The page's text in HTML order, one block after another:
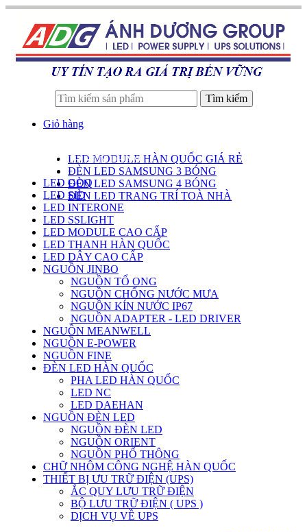
Tìm kiếm
Giỏ hàng
LED MODULE HÀN QUỐC GIÁ RẺ
ĐÈN LED SAMSUNG 3 BÓNG
ĐÈN LED SAMSUNG 4 BÓNG
ĐÈN LED TRANG TRÍ TOÀ NHÀ
DANH SÁCH SẢN PHẨM
LED GOQ
LED SID
LED INTERONE
LED SSLIGHT
LED MODULE CAO CẤP
LED THANH HÀN QUỐC
LED DÂY CAO CẤP
NGUỒN JINBO
NGUỒN TỔ ONG
NGUỒN CHỐNG NƯỚC MƯA
NGUỒN KÍN NƯỚC IP67
NGUỒN ADAPTER - LED DRIVER
NGUỒN MEANWELL
NGUỒN E-POWER
NGUỒN FINE
ĐÈN LED HÀN QUỐC
PHA LED HÀN QUỐC
LED NC
LED DAEHAN
NGUỒN ĐÈN LED
NGUỒN ĐÈN LED
NGUỒN ORIENT
NGUỒN PHỔ THÔNG
CHỮ NHÔM CÔNG NGHỆ HÀN QUỐC
THIẾT BỊ ƯU TRỮ ĐIỆN (UPS)
ẮC QUY LƯU TRỮ ĐIỆN
BỘ LƯU TRỮ ĐIỆN ( UPS )
DỊCH VỤ VỀ UPS